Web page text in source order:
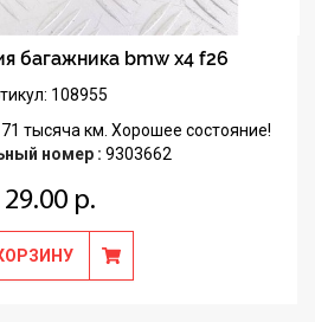
багажника bmw x4 f26
108955
тысяча км. Хорошее состояние!
номер : 9303662
29.00 р.